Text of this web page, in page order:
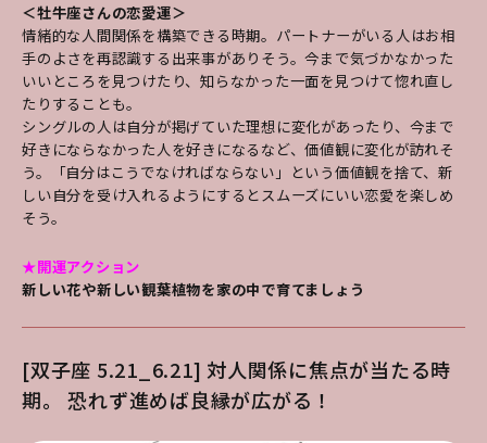
＜牡牛座さんの恋愛運＞
情緒的な人間関係を構築できる時期。パートナーがいる人はお相
手のよさを再認識する出来事がありそう。今まで気づかなかった
いいところを見つけたり、知らなかった一面を見つけて惚れ直し
たりすることも。
シングルの人は自分が掲げていた理想に変化があったり、今まで
好きにならなかった人を好きになるなど、価値観に変化が訪れそ
う。「自分はこうでなければならない」という価値観を捨て、新
しい自分を受け入れるようにするとスムーズにいい恋愛を楽しめ
そう。
★開運アクション
新しい花や新しい観葉植物を家の中で育てましょう
[双子座 5.21_6.21] 対人関係に焦点が当たる時
期。 恐れず進めば良縁が広がる！